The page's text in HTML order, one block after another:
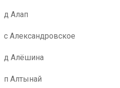
д Алап
с Александровское
д Алёшина
п Алтынай